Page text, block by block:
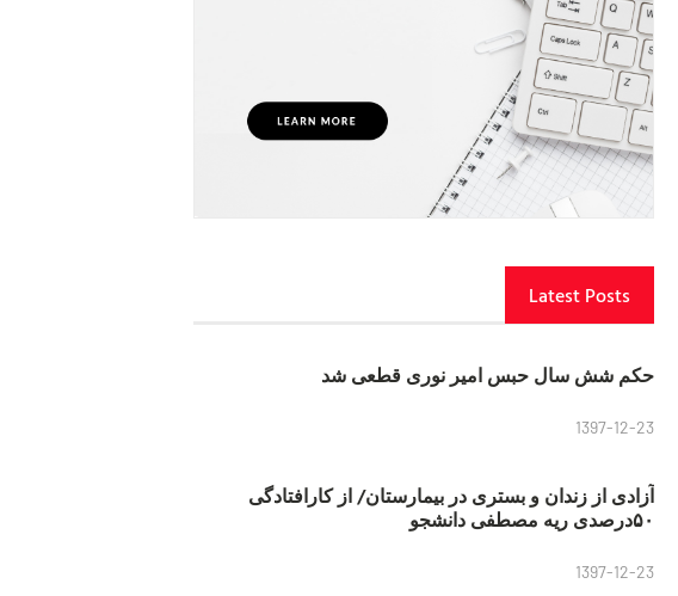
Latest Posts
حکم شش سال حبس امیر نوری قطعی شد
1397-12-23
آزادی از زندان و بستری در بیمارستان/ از کارافتادگی
۵۰درصدی ریه مصطفی دانشجو
1397-12-23